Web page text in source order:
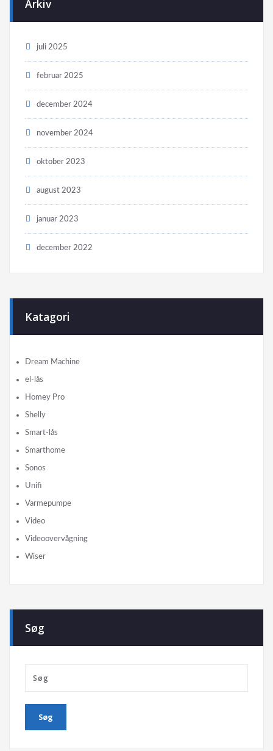
Arkiv
juli 2025
februar 2025
december 2024
november 2024
oktober 2023
august 2023
januar 2023
december 2022
Katagori
Dream Machine
el-lås
Homey Pro
Shelly
Smart-lås
Smarthome
Sonos
Unifi
Varmepumpe
Video
Videoovervågning
Wiser
Søg